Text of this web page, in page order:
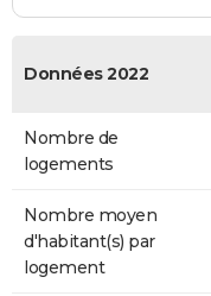
Données 2022
Nombre de
logements
Nombre moyen
d'habitant(s) par
logement